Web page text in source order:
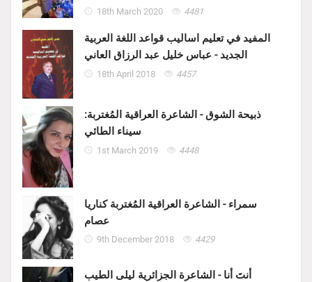
18th March 2020 4481
المفيد في تعليم اساليب قواعد اللغة العربية
الجديد - عباس خليل عبد الرزاق العاني
18th April 2018 4457
ذبيحة الشوق - الشاعرة العراقية المُغتربة:
سيناء الطائي
1st March 2019 4448
سمراء - الشاعرة العراقية المُغتربة كناريا
عصام
9th December 2018 4429
أنتَ أنا - الشاعرة الجزائرية ليلى الطيب